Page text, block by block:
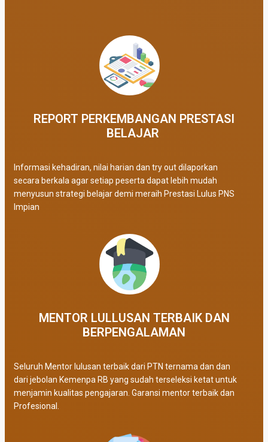
REPORT PERKEMBANGAN PRESTASI
BELAJAR ​
Informasi kehadiran, nilai harian dan try out dilaporkan
secara berkala agar setiap peserta dapat lebih mudah
menyusun strategi belajar demi meraih Prestasi Lulus PNS
Impian
MENTOR LULLUSAN TERBAIK DAN
BERPENGALAMAN
Seluruh Mentor lulusan terbaik dari PTN ternama dan dan
dari jebolan Kemenpa RB yang sudah terseleksi ketat untuk
menjamin kualitas pengajaran. Garansi mentor terbaik dan
Profesional.